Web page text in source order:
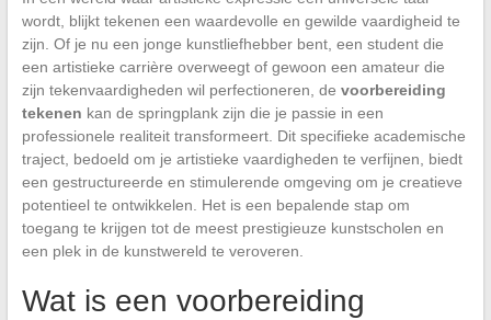
wordt, blijkt tekenen een waardevolle en gewilde vaardigheid te
zijn. Of je nu een jonge kunstliefhebber bent, een student die
een artistieke carrière overweegt of gewoon een amateur die
zijn tekenvaardigheden wil perfectioneren, de voorbereiding
tekenen kan de springplank zijn die je passie in een
professionele realiteit transformeert. Dit specifieke academische
traject, bedoeld om je artistieke vaardigheden te verfijnen, biedt
een gestructureerde en stimulerende omgeving om je creatieve
potentieel te ontwikkelen. Het is een bepalende stap om
toegang te krijgen tot de meest prestigieuze kunstscholen en
een plek in de kunstwereld te veroveren.
Wat is een voorbereiding